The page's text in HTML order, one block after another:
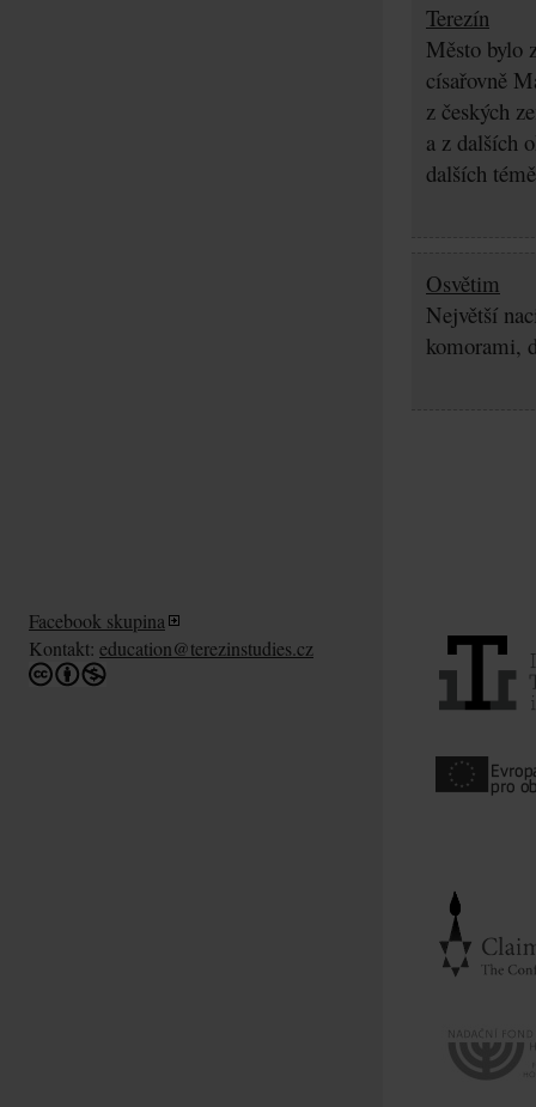
Terezín
Město bylo
císařovně
z českých
a z dalších
dalších
Osvětim
Největší
komorami,
Facebook skupina
Kontakt: education@terezinstudies.cz